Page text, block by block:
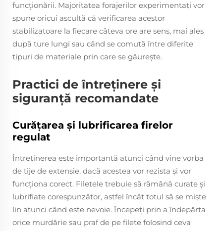
funcționării. Majoritatea forajerilor experimentați vor
spune oricui ascultă că verificarea acestor
stabilizatoare la fiecare câteva ore are sens, mai ales
după ture lungi sau când se comută între diferite
tipuri de materiale prin care se găurește.
Practici de întreținere și
siguranță recomandate
Curățarea și lubrificarea firelor
regulat
Întreținerea este importantă atunci când vine vorba
de tije de extensie, dacă acestea vor rezista și vor
funcționa corect. Filetele trebuie să rămână curate și
lubrifiate corespunzător, astfel încât totul să se miște
lin atunci când este nevoie. Începeți prin a îndepărta
orice murdărie sau praf de pe filete folosind ceva